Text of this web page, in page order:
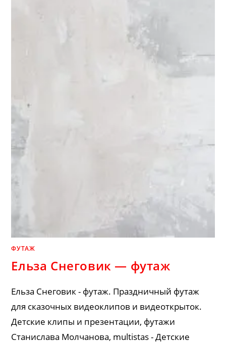
ФУТАЖ
Ельза Снеговик — футаж
Ельза Снеговик - футаж. Праздничный футаж
для сказочных видеоклипов и видеоткрыток.
Детские клипы и презентации, футажи
Станислава Молчанова, multistas - Детские